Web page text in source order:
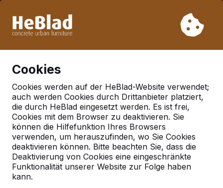
Woche 33 nicht. Bitte berücksichtigen Sie daher längere
Cookies
Cookies werden auf der HeBlad-Website verwendet;
auch werden Cookies durch Drittanbieter platziert,
die durch HeBlad eingesetzt werden. Es ist frei,
Cookies mit dem Browser zu deaktivieren. Sie
können die Hilfefunktion Ihres Browsers
verwenden, um herauszufinden, wo Sie Cookies
deaktivieren können. Bitte beachten Sie, dass die
Deaktivierung von Cookies eine eingeschränkte
Funktionalität unserer Website zur Folge haben
kann.
Nachrichten
Übersicht der Messen
2017/2018
7 bis 28
Sept `17
Dag van Openbare
Utrecht